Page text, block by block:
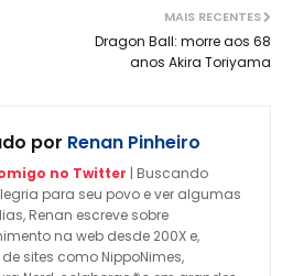
MAIS RECENTES
Dragon Ball: morre aos 68
anos Akira Toriyama
por Renan Pinheiro
no Twitter | Buscando
para seu povo e ver algumas
Renan escreve sobre
na web desde 200X e,
sites como NippoNimes,